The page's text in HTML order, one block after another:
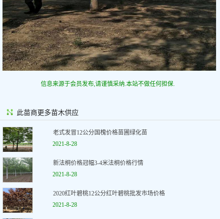
信息来源于会员发布,请谨慎采纳.本站不做任何担保.
此苗商更多苗木供应
老式发冒12公分国槐价格苗圃绿化苗
2021-8-28
新法桐价格冠幅3-4米法桐价格行情
2021-8-28
2020红叶碧桃12公分红叶碧桃批发市场价格
2021-8-28